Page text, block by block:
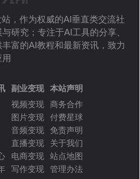
，作为权威的AI垂直类交流社
研究；专注于AI工具的分享、
富的AI教程和最新资讯，致力
副业变现
视频变现
图片变现
音频变现
直播变现
电商变现
写作变现
本站声明
商务合作
付费星球
免责声明
关于我们
站点地图
管理办法